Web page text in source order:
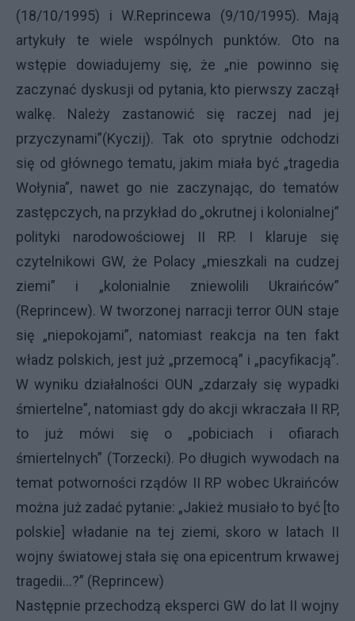
(18/10/1995) i W.Reprincewa (9/10/1995). Mają
artykuły te wiele wspólnych punktów. Oto na
wstępie dowiadujemy się, że „nie powinno się
zaczynać dyskusji od pytania, kto pierwszy zaczął
walkę. Należy zastanowić się raczej nad jej
przyczynami”(Kyczij). Tak oto sprytnie odchodzi
się od głównego tematu, jakim miała być „tragedia
Wołynia”, nawet go nie zaczynając, do tematów
zastępczych, na przykład do „okrutnej i kolonialnej”
polityki narodowościowej II RP. I klaruje się
czytelnikowi GW, że Polacy „mieszkali na cudzej
ziemi” i „kolonialnie zniewolili Ukraińców”
(Reprincew). W tworzonej narracji terror OUN staje
się „niepokojami”, natomiast reakcja na ten fakt
władz polskich, jest już „przemocą” i „pacyfikacją”.
W wyniku działalności OUN „zdarzały się wypadki
śmiertelne”, natomiast gdy do akcji wkraczała II RP,
to już mówi się o „pobiciach i ofiarach
śmiertelnych” (Torzecki). Po długich wywodach na
temat potworności rządów II RP wobec Ukraińców
można już zadać pytanie: „Jakież musiało to być [to
polskie] władanie na tej ziemi, skoro w latach II
wojny światowej stała się ona epicentrum krwawej
tragedii...?” (Reprincew)
Następnie przechodzą eksperci GW do lat II wojny